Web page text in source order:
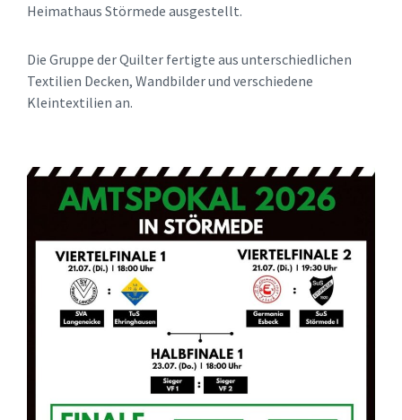
Heimathaus Störmede ausgestellt.
Die Gruppe der Quilter fertigte aus unterschiedlichen
Textilien Decken, Wandbilder und verschiedene
Kleintextilien an.